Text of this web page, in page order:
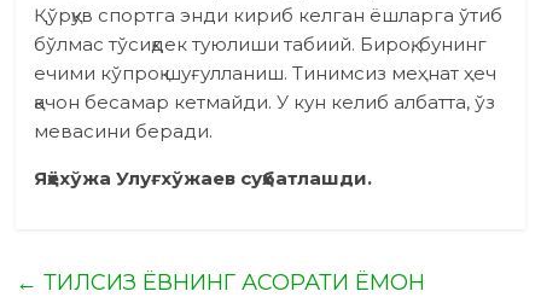
Қўрқув спорт­га энди кириб келган ёшларга ўтиб
бўлмас тўсиқдек туюлиши табиий. Бироқ, бунинг
ечими кўпроқ шуғулланиш. Тинимсиз меҳнат ҳеч
қачон бе­самар кетмайди. У кун келиб албатта, ўз
мевасини беради.
Яҳёхўжа Улуғхўжаев суҳбатлашди.
← ТИЛСИЗ ЁВНИНГ АСОРАТИ ЁМОН